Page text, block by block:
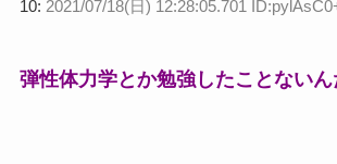
10: 2021/07/18(日) 12:28:05.701
弾性体力学とか勉強したことない